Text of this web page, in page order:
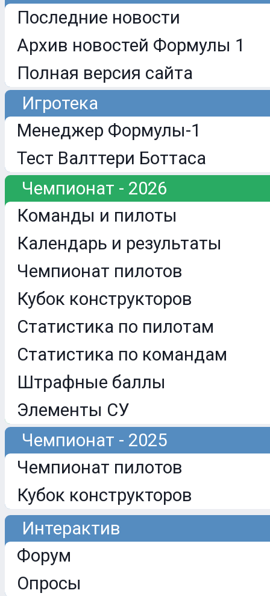
Последние новости
Архив новостей Формулы 1
Полная версия сайта
Игротека
Менеджер Формулы-1
Тест Валттери Боттаса
Чемпионат - 2026
Команды и пилоты
Календарь и результаты
Чемпионат пилотов
Кубок конструкторов
Статистика по пилотам
Статистика по командам
Штрафные баллы
Элементы СУ
Чемпионат - 2025
Чемпионат пилотов
Кубок конструкторов
Интерактив
Форум
Опросы